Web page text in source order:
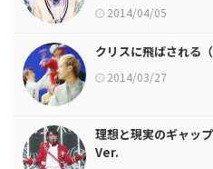
2014/04/05
クリスに飛ばされる
2014/03/27
理想と現実のギャッ
Ver.